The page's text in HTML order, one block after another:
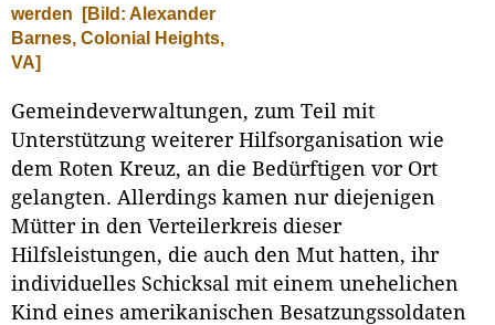
werden
[Bild: Alexander
Barnes, Colonial Heights,
VA]
Gemeindeverwaltungen, zum Teil mit
Unterstützung weiterer Hilfsorganisation wie
dem Roten Kreuz, an die Bedürftigen vor Ort
gelangten. Allerdings kamen nur diejenigen
Mütter in den Verteilerkreis dieser
Hilfsleistungen, die auch den Mut hatten, ihr
individuelles Schicksal mit einem unehelichen
Kind eines amerikanischen Besatzungssoldaten